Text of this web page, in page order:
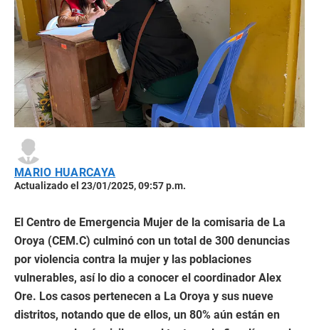
MARIO HUARCAYA
Actualizado el 23/01/2025, 09:57 p.m.
El Centro de Emergencia Mujer de la comisaria de La
Oroya (CEM.C) culminó con un total de 300 denuncias
por violencia contra la mujer y las poblaciones
vulnerables, así lo dio a conocer el coordinador Alex
Ore. Los casos pertenecen a La Oroya y sus nueve
distritos, notando que de ellos, un 80% aún están en